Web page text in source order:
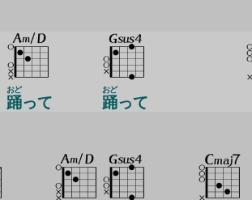
踊
おど
って 踊
おど
って